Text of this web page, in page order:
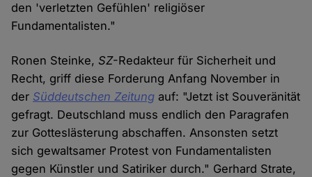
den 'verletzten Gefühlen' religiöser
Fundamentalisten."
Ronen Steinke,SZ-Redakteur für Sicherheit und
Recht, griff diese Forderung Anfang November in
der Süddeutschen Zeitung auf: "Jetzt ist Souveränität
gefragt. Deutschland muss endlich den Paragrafen
zur Gotteslästerung abschaffen. Ansonsten setzt
sich gewaltsamer Protest von Fundamentalisten
gegen Künstler und Satiriker durch." Gerhard Strate,